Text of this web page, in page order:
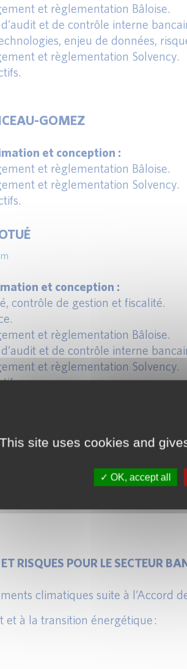
et règlementation Bâloise.
et de contrôle interne
enjeu de données,
et règlementation Solvency.
GOMEZ
et conception :
et règlementation Bâloise.
et règlementation Solvency.
et conception :
contrôle de gestion et fiscalité.
et règlementation Bâloise.
et de contrôle interne
et règlementation Solvency.
ANTIEME
et conception :
et règlementation Bâloise.
RISQUES POUR LE SECTEUR
climatiques suite à l’Accord
et à la transition énergétique :
This site uses cookies and
OK, accept all